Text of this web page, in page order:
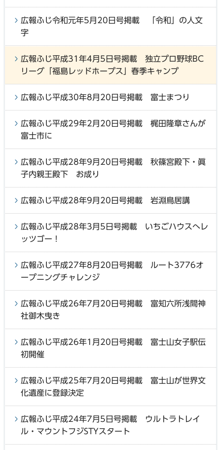
広報ふじ令和元年5月20日号掲載 「令和」の人文
字
広報ふじ平成31年4月5日号掲載 独立プロ野球BC
リーグ「福島レッドホープス」春季キャンプ
広報ふじ平成30年8月20日号掲載 富士まつり
広報ふじ平成29年2月20日号掲載 梶田隆章さんが
富士市に
広報ふじ平成28年9月20日号掲載 秋篠宮殿下・眞
子内親王殿下 お成り
広報ふじ平成28年9月20日号掲載 岩淵鳥居講
広報ふじ平成28年3月5日号掲載 いちごハウスへレ
ッツゴー！
広報ふじ平成27年8月20日号掲載 ルート3776オ
ープニングチャレンジ
広報ふじ平成26年7月20日号掲載 富知六所浅間神
社御木曳き
広報ふじ平成26年1月20日号掲載 富士山女子駅伝
初開催
広報ふじ平成25年7月20日号掲載 富士山が世界文
化遺産に登録決定
広報ふじ平成24年7月5日号掲載 ウルトラトレイ
ル・マウントフジSTYスタート